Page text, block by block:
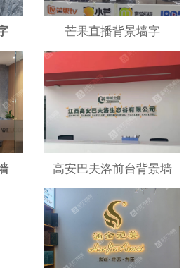
芒果直播背景墙字
高安巴夫洛前台背景墙